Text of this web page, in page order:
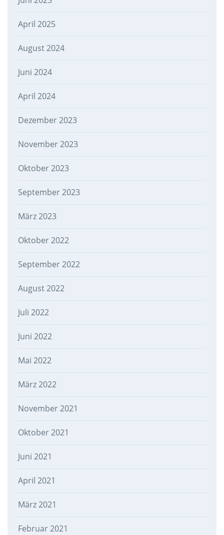
April 2025
August 2024
Juni 2024
April 2024
Dezember 2023
November 2023
Oktober 2023
September 2023
März 2023
Oktober 2022
September 2022
August 2022
Juli 2022
Juni 2022
Mai 2022
März 2022
November 2021
Oktober 2021
Juni 2021
April 2021
März 2021
Februar 2021